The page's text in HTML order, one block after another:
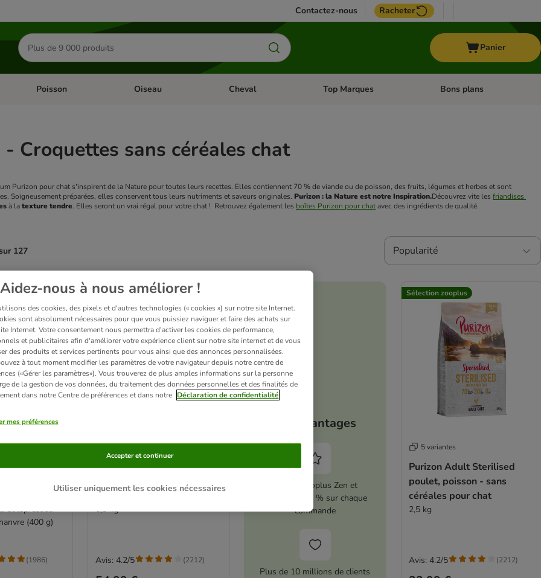
Contactez-nous Racheter
Rechercher
des
produits
Panier
Dérouler les catégories: Rongeur & Co
Poisson Dérouler les catégories: Poisson
Oiseau Dérouler les catégories: Oiseau
Cheval Dérouler les catégories: Cheval
Top Marques Dérouler les catégories: Top
Bons plans
- Croquettes sans céréales chat
Purizon pour chat s'inspirent de la Nature pour toutes leurs recettes. Elles contiennent 70 % de viande ou de poisson, des fruits, légumes et herbes et sont
Soigneusement préparées, elles conservent tous leurs nutriments et saveurs originales. Purizon : la Nature est notre Inspiration.Découvrez vite les friandises
à la texture tendre. Elles seront un vrai régal pour votre chat !  Retrouvez également les boîtes Purizon pour chat avec des ingrédients de qualité.
127 Popularité
been changed
Croquettes,
Purizon
Coldpressed
(400 g)
(1986)
Sélection zooplus
5 variantes
Purizon Adult Sterilised
poulet, poisson - sans
céréales pour chat
6,5 kg
Avis: 4.2/5 (2212)
Vos avantages
Activez zooplus Zen et
économisez 5 % sur chaque
commande
Plus de 10 millions de clients
Sélection zooplus
5 variantes
Purizon Adult Sterilised
poulet, poisson - sans
céréales pour chat
2,5 kg
Avis: 4.2/5 (2212)
Aidez-nous à nous améliorer !
des cookies, des pixels et d'autres technologies (« cookies ») sur notre site Internet.
sont absolument nécessaires pour que vous puissiez naviguer et faire des achats sur
Internet. Votre consentement nous permettra d'activer les cookies de performance,
et publicitaires afin d'améliorer votre expérience client sur notre site internet et de vous
des produits et services pertinents pour vous ainsi que des annonces personnalisées.
à tout moment modifier les paramètres de votre navigateur depuis notre centre de
(«Gérer les paramètres»). Vous trouverez de plus amples informations sur la personne
de la gestion de vos données, du traitement des données personnelles et des finalités de
dans notre Centre de préférences et dans notre Déclaration de confidentialité
mes préférences
Utiliser uniquement les cookies nécessaires
Accepter et continuer